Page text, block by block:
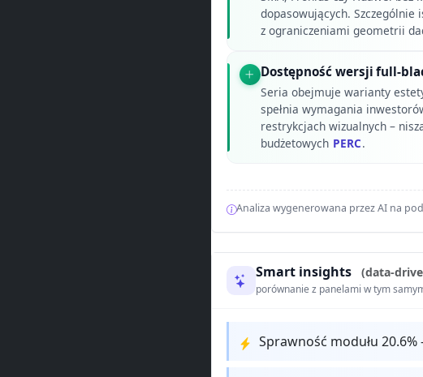
dopasowujących.
z ograniczeniami geometrii
Dostępność wersji full-
Seria obejmuje warianty
spełnia wymagania
restrykcjach wizualnych –
budżetowych PERC.
Analiza wygenerowana przez AI na
Smart insights (data-
porównanie z panelami w tym
Sprawność modułu